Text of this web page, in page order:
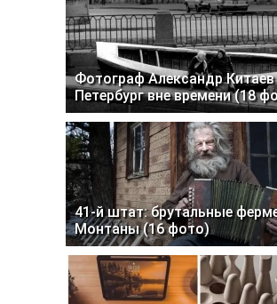
Фотограф Александр Китаев
Петербург вне времени (18
41-й штат: брутальные
Монтаны (16 фото)